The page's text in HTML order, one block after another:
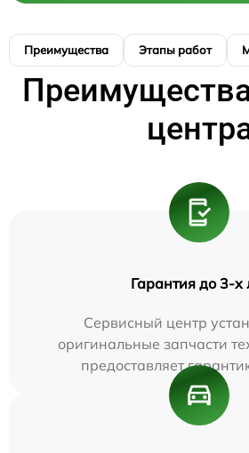
Преимущества Этапы работ
Гарантия до 3-х
Сервисный центр
оригинальные запчасти
предоставляет